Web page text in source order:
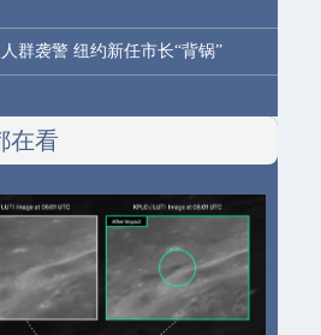
群袭警 纽约新任市长“背锅”
在看